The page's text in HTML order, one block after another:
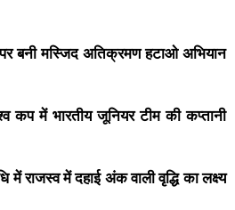
बनी मस्जिद अतिक्रमण हटाओ अभियान
कप में भारतीय जूनियर टीम की कप्तानी
राजस्व में दहाई अंक वाली वृद्धि का लक्ष्य